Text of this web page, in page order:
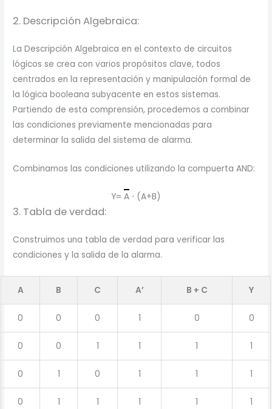
2. Descripción Algebraica:
La Descripción Algebraica en el contexto de circuitos
lógicos se crea con varios propósitos clave, todos
centrados en la representación y manipulación formal de
la lógica booleana subyacente en estos sistemas.
Partiendo de esta comprensión, procedemos a combinar
las condiciones previamente mencionadas para
determinar la salida del sistema de alarma.
Combinamos las condiciones utilizando la compuerta AND:
Y= A ⋅ (A+B)
3. Tabla de verdad:
Construimos una tabla de verdad para verificar las
condiciones y la salida de la alarma.
A B C A’ B + C Y
0 0 0 1 0 0
0 0 1 1 1 1
0 1 0 1 1 1
0 1 1 1 1 1